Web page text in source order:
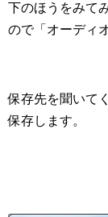
下のほうをみて
ので「オーディ
保存先を聞いて
保存します。